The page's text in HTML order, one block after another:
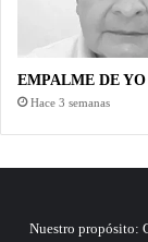
EMPALME DE
Hace 3 semanas
Nuestro propósito: